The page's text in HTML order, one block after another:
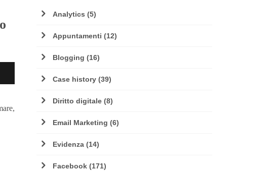
Analytics (5)
Appuntamenti (12)
Blogging (16)
Case history (39)
Diritto digitale (8)
Email Marketing (6)
Evidenza (14)
Facebook (171)